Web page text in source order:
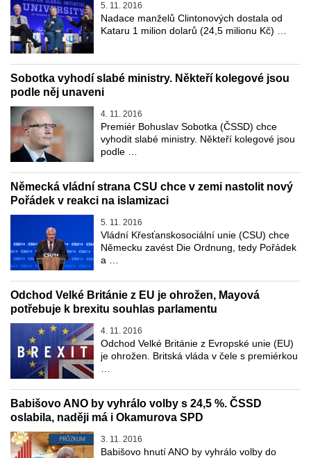
5. 11. 2016
Nadace manželů Clintonových dostala od
Kataru 1 milion dolarů (24,5 milionu Kč) …
Sobotka vyhodí slabé ministry. Někteří kolegové jsou
podle něj unaveni
4. 11. 2016
Premiér Bohuslav Sobotka (ČSSD) chce
vyhodit slabé ministry. Někteří kolegové jsou
podle …
Německá vládní strana CSU chce v zemi nastolit nový
Pořádek v reakci na islamizaci
5. 11. 2016
Vládní Křesťanskosociální unie (CSU) chce
Německu zavést Die Ordnung, tedy Pořádek
a …
Odchod Velké Británie z EU je ohrožen, Mayová
potřebuje k brexitu souhlas parlamentu
4. 11. 2016
Odchod Velké Británie z Evropské unie (EU)
je ohrožen. Britská vláda v čele s premiérkou
Babišovo ANO by vyhrálo volby s 24,5 %. ČSSD
oslabila, naději má i Okamurova SPD
3. 11. 2016
Babišovo hnutí ANO by vyhrálo volby do